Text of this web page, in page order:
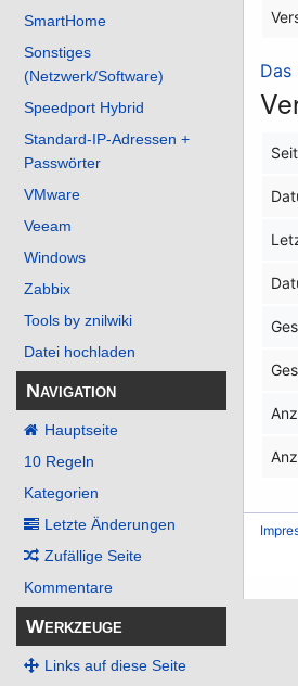
SmartHome
Sonstiges
(Netzwerk/Software)
Speedport Hybrid
Standard-IP-Adressen +
Passwörter
VMware
Veeam
Windows
Zabbix
Tools by znilwiki
Datei hochladen
Navigation
Hauptseite
10 Regeln
Kategorien
Letzte Änderungen
Zufällige Seite
Kommentare
Werkzeuge
Links auf diese Seite
Das